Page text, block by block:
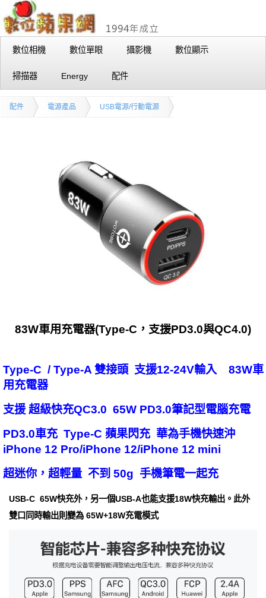
數位相機 數位單眼 攝影機 數位顯示
掃描器 Energy 配件
配件 電源產品 USB電源/行動電源
83W車用充電器(Type-C，支援PD3.0與QC4.0)
Type-C / Type-A 雙接頭 支援12-24V輸入 83W車
用充電器
支援 超級快充QC3.0 65W PD3.0筆記型電腦充電
PD3.0車充 Type-C 蘋果閃充 華為手機快速沖
iPhone 12 Pro/iPhone 12/iPhone 12 mini
超迷你，超輕量 不到 50g 手機筆電一起充
USB-C 65W快充外，另一個USB-A也能支援18W快充輸出。此外
雙口同時輸出則變為 65W+18W充電模式